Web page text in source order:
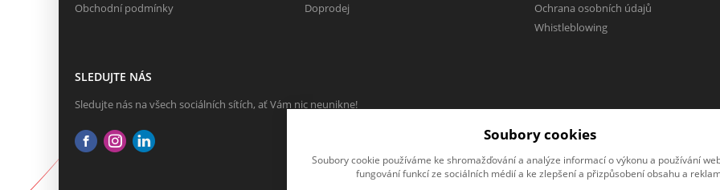
Obchodní podmínky
Doprodej
Ochrana osobních údajů
Whistleblowing
SLEDUJTE NÁS
Sledujte nás na všech sociálních sítích, ať Vám nic neunikne!
Soubory cookies
Soubory cookie používáme ke shromažďování a analýze informací o výkonu a používání
fungování funkcí ze sociálních médií a ke zlepšení a přizpůsobení obsahu a